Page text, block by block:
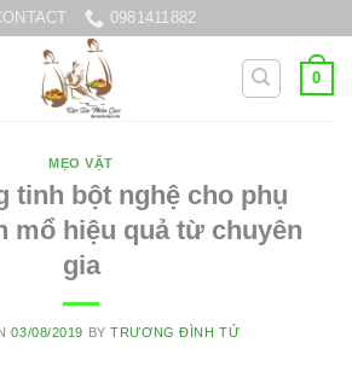
0981411882
0
MẸO VẶT
tinh bột nghệ cho phụ
mổ hiệu quả từ chuyên
gia
03/08/2019 BYTRƯƠNG ĐÌNH TỨ